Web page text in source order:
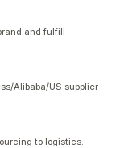
and fulfill
Alibaba/US supplier
to logistics.